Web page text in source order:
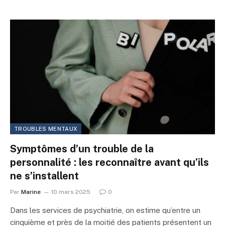
TROUBLES MENTAUX
Symptômes d’un trouble de la
personnalité : les reconnaître avant qu’ils
ne s’installent
Par Marine 10 mars 2025 0
Dans les services de psychiatrie, on estime qu’entre un
cinquième et près de la moitié des patients présentent un